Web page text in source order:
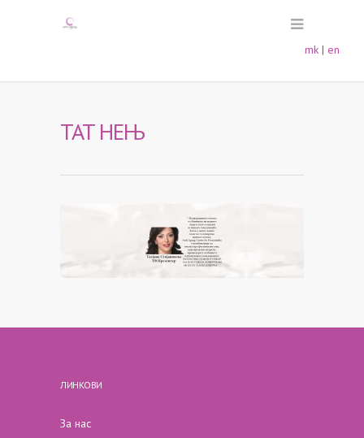
mk | en
TAT НЕЊ
ЛИНКОВИ
За нас